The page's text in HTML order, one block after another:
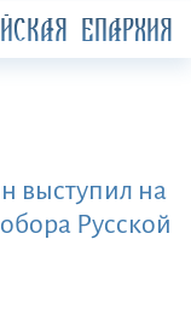
ЕПАРХИЯ
выступил на
Русской